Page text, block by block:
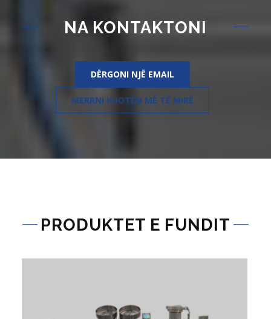
NA KONTAKTONI
DËRGONI NJË EMAIL
MERRNI KUOTËN MË TË MIRË
PRODUKTET E FUNDIT